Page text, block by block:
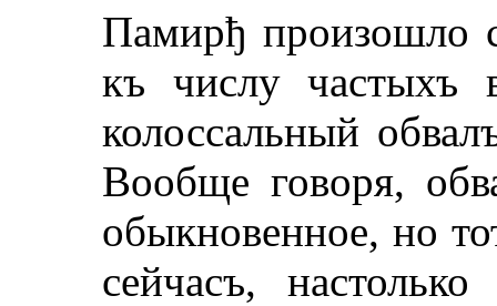
Памирђ произошло
къ числу
колоссальный
Вообще говоря,
обыкновенное, но
сейчасъ,